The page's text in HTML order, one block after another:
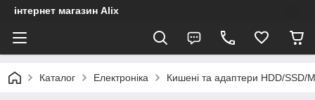
інтернет магазин Alix
Каталог Електроніка Кишені та адаптери HDD/SSD/